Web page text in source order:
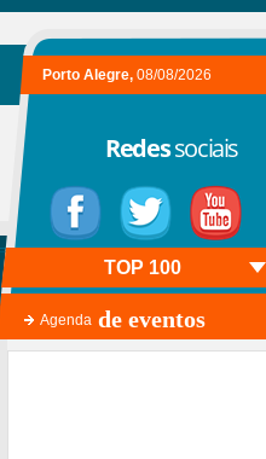
Porto Alegre, 08/08/2026
Redessociais
Agenda de eventos
TOP 100